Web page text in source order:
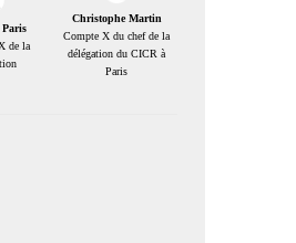
de la
Christophe Martin
Compte X du chef de la
délégation du CICR à
Paris